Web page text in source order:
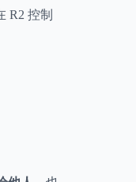
R2 控制